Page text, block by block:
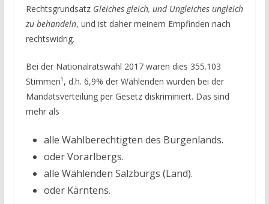
Rechtsgrundsatz Gleiches gleich, und Ungleiches ungleich
zu behandeln, und ist daher meinem Empfinden nach
rechtswidrig.
Bei der Nationalratswahl 2017 waren dies 355.103
Stimmen¹, d.h. 6,9% der Wählenden wurden bei der
Mandatsverteilung per Gesetz diskriminiert. Das sind
mehr als
alle Wahlberechtigten des Burgenlands.
oder Vorarlbergs.
alle Wählenden Salzburgs (Land).
oder Kärntens.